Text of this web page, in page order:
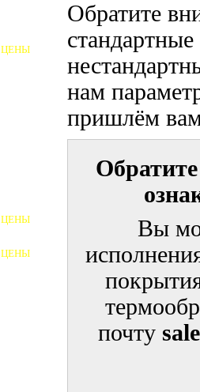
Обратите
нам
пришлём
Вы
почту
ЦЕНЫ
ЦЕНЫ
ЦЕНЫ